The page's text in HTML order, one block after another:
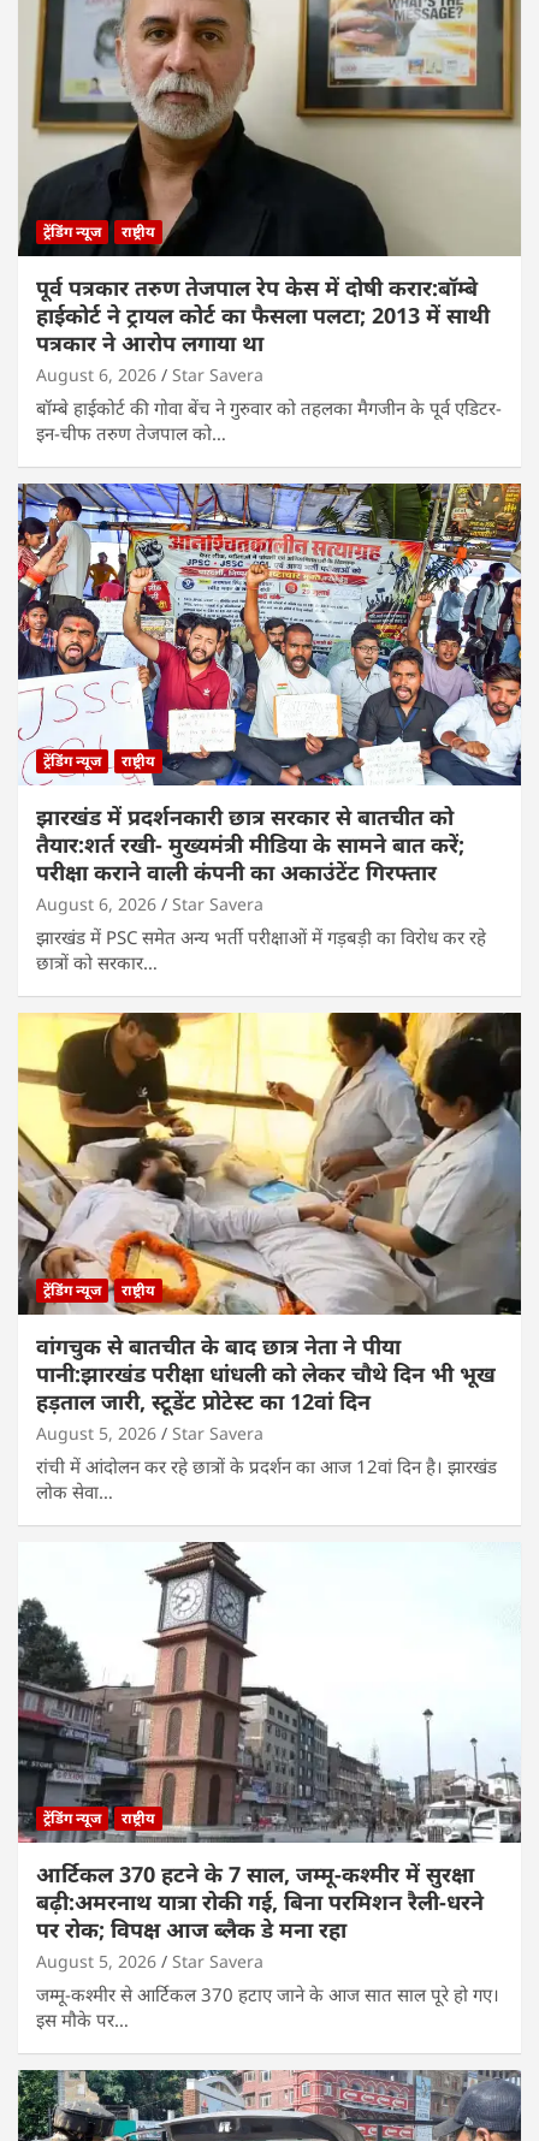
ट्रेंडिंग न्यूज राष्ट्रीय
पूर्व पत्रकार तरुण तेजपाल रेप केस में दोषी करार:बॉम्बे
हाईकोर्ट ने ट्रायल कोर्ट का फैसला पलटा; 2013 में साथी
पत्रकार ने आरोप लगाया था
August 6, 2026 Star Savera
बॉम्बे हाईकोर्ट की गोवा बेंच ने गुरुवार को तहलका मैगजीन के पूर्व एडिटर-
इन-चीफ तरुण तेजपाल को…
ट्रेंडिंग न्यूज राष्ट्रीय
झारखंड में प्रदर्शनकारी छात्र सरकार से बातचीत को
तैयार:शर्त रखी- मुख्यमंत्री मीडिया के सामने बात करें;
परीक्षा कराने वाली कंपनी का अकाउंटेंट गिरफ्तार
August 6, 2026 Star Savera
झारखंड में PSC समेत अन्य भर्ती परीक्षाओं में गड़बड़ी का विरोध कर रहे
छात्रों को सरकार…
ट्रेंडिंग न्यूज राष्ट्रीय
वांगचुक से बातचीत के बाद छात्र नेता ने पीया
पानी:झारखंड परीक्षा धांधली को लेकर चौथे दिन भी भूख
हड़ताल जारी, स्टूडेंट प्रोटेस्ट का 12वां दिन
August 5, 2026 Star Savera
रांची में आंदोलन कर रहे छात्रों के प्रदर्शन का आज 12वां दिन है। झारखंड
लोक सेवा…
ट्रेंडिंग न्यूज राष्ट्रीय
आर्टिकल 370 हटने के 7 साल, जम्मू-कश्मीर में सुरक्षा
बढ़ी:अमरनाथ यात्रा रोकी गई, बिना परमिशन रैली-धरने
पर रोक; विपक्ष आज ब्लैक डे मना रहा
August 5, 2026 Star Savera
जम्मू-कश्मीर से आर्टिकल 370 हटाए जाने के आज सात साल पूरे हो गए।
इस मौके पर…